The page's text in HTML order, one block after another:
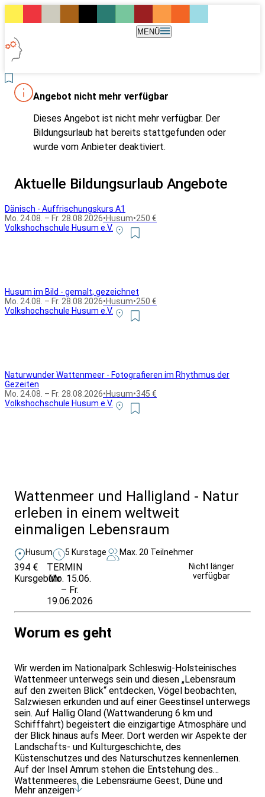
MENÜ
Angebot nicht mehr verfügbar
Dieses Angebot ist nicht mehr verfügbar. Der
Bildungsurlaub hat bereits stattgefunden oder
wurde vom Anbieter deaktiviert.
Aktuelle Bildungsurlaub Angebote
Dänisch - Auffrischungskurs A1
Mo. 24.08. – Fr. 28.08.2026•Husum•250 €
Volkshochschule Husum e.V.
Husum im Bild - gemalt, gezeichnet
Mo. 24.08. – Fr. 28.08.2026•Husum•250 €
Volkshochschule Husum e.V.
Naturwunder Wattenmeer - Fotografieren im Rhythmus der
Gezeiten
Mo. 24.08. – Fr. 28.08.2026•Husum•345 €
Volkshochschule Husum e.V.
Wattenmeer und Halligland - Natur
erleben in einem weltweit
einmaligen Lebensraum
Husum 5 Kurstage Max. 20 Teilnehmer
394 €
Kursgebühr
TERMIN
Mo. 15.06.
– Fr.
19.06.2026
Nicht länger
verfügbar
Worum es geht
Wir werden im Nationalpark Schleswig-Holsteinisches
Wattenmeer unterwegs sein und diesen „Lebensraum
auf den zweiten Blick“ entdecken, Vögel beobachten,
Salzwiesen erkunden und auf einer Geestinsel unterwegs
sein. Auf Hallig Oland (Wattwanderung 6 km und
Schifffahrt) begeistert die einzigartige Atmosphäre und
der Blick hinaus aufs Meer. Dort werden wir Aspekte der
Landschafts- und Kulturgeschichte, des
Küstenschutzes und des Naturschutzes kennenlernen.
Auf der Insel Amrum stehen die Entstehung des
Wattenmeeres, die Lebensräume Geest, Düne und
Strand und die Besiedlungsgeschichte im Vordergrund.
Mehr anzeigen